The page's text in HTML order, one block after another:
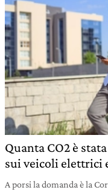
Quanta CO2 è
sui veicoli elettrici
A porsi la domanda è la